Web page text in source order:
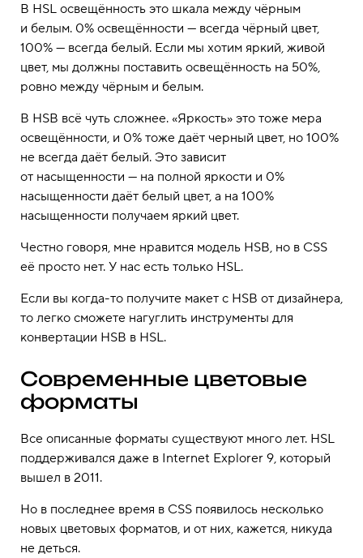
В HSL освещённость это шкала между чёрным
и белым. 0% освещённости — всегда чёрный цвет,
100% — всегда белый. Если мы хотим яркий, живой
цвет, мы должны поставить освещённость на 50%,
ровно между чёрным и белым.
В HSB всё чуть сложнее. «Яркость» это тоже мера
освещённости, и 0% тоже даёт черный цвет, но 100%
не всегда даёт белый. Это зависит
от насыщенности — на полной яркости и 0%
насыщенности даёт белый цвет, а на 100%
насыщенности получаем яркий цвет.
Честно говоря, мне нравится модель HSB, но в CSS
её просто нет. У нас есть только HSL.
Если вы когда-то получите макет с HSB от дизайнера,
то легко сможете нагуглить инструменты для
конвертации HSB в HSL.
Современные цветовые
форматы
Все описанные форматы существуют много лет. HSL
поддерживался даже в Internet Explorer 9, который
вышел в 2011.
Но в последнее время в CSS появилось несколько
новых цветовых форматов, и от них, кажется, никуда
не деться.